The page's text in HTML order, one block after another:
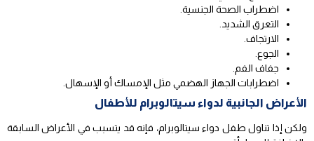
اضطراب الصحة الجنسية.
التعرق الشديد.
الارتجاف.
الجوع.
جفاف الفم.
اضطرابات الجهاز الهضمي مثل الإمساك أو الإسهال.
الأعراض الجانبية لدواء سيتالوبرام للأطفال
ولكن إذا تناول طفل دواء سيتالوبرام، فإنه قد يتسبب في الأعراض السابقة